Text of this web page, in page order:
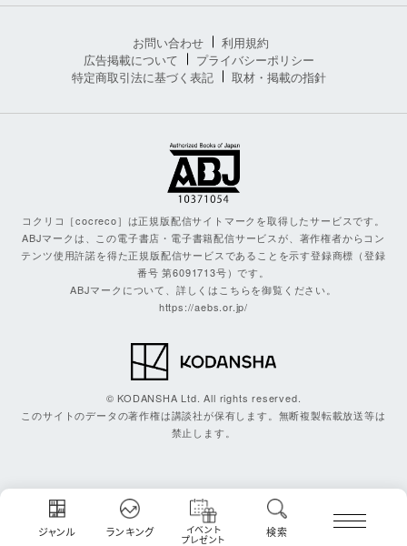
ジャンル ランキング イベント
プレゼント
検索
お問い合わせ
利用規約
広告掲載について
プライバシーポリシー
特定商取引法に基づく表記
取材・掲載の指針
コクリコ［cocreco］は正規版配信サイトマークを取得したサービスです。
ABJマークは、この電子書店・電子書籍配信サービスが、著作権者からコン
テンツ使用許諾を得た正規版配信サービスであることを示す登録商標（登録
番号 第6091713号）です。
ABJマークについて、詳しくはこちらを御覧ください。
https://aebs.or.jp/
© KODANSHA Ltd. All rights reserved.
このサイトのデータの著作権は講談社が保有します。無断複製転載放送等は
禁止します。